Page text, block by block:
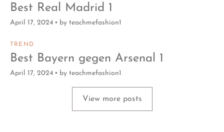
Best Real Madrid 1
April 17, 2024 by teachmefashion1
TREND
Best Bayern gegen Arsenal 1
April 17, 2024 by teachmefashion1
View more posts